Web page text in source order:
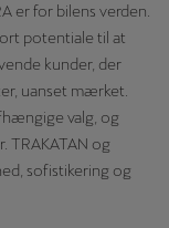
er for bilens verden.
potentiale til at
kunder, der
uanset mærket.
valg, og
TRAKATAN og
sofistikering og